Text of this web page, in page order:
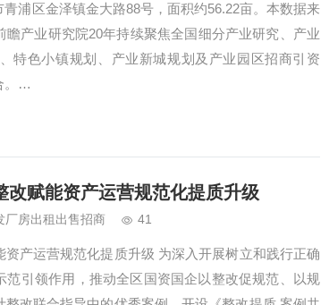
浦区金泽镇金大路88号，面积约56.22亩。本数据来
产业研究院20年持续聚焦全国细分产业研究、产业
特色小镇规划、产业新城规划及产业园区招商引资
。…
赋能资产运营规范化提质升级
厂房出租出售招商 41
产运营规范化提质升级 为深入开展树立和践行正确
引领作用，推动全区国资国企以整改促规范、以规